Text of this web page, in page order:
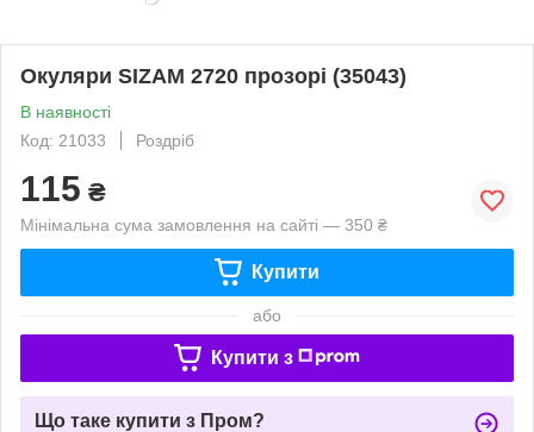
Окуляри SIZAM 2720 прозорі (35043)
В наявності
Код: 21033
Роздріб
115 ₴
Мінімальна сума замовлення на сайті — 350 ₴
Купити
або
Купити з
Що таке купити з Пром?